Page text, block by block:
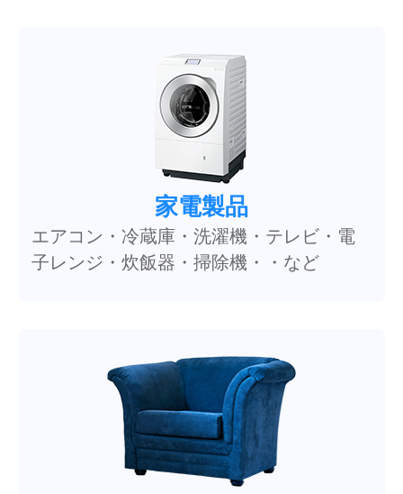
家電製品
エアコン・冷蔵庫・洗濯機・テレビ・電
子レンジ・炊飯器・掃除機・・など